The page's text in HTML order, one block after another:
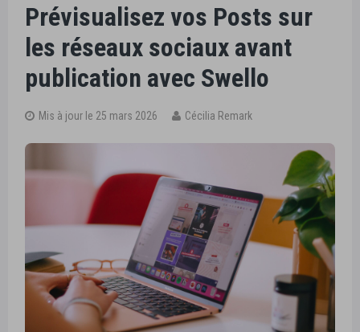
Prévisualisez vos Posts sur
les réseaux sociaux avant
publication avec Swello
Mis à jour le 25 mars 2026 Cécilia Remark